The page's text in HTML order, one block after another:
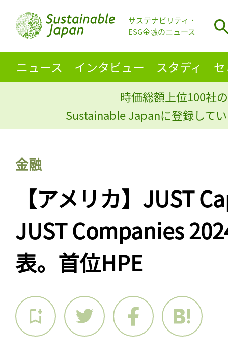
サステナビリティ・
ESG金融のニュース
ニュース インタビュー スタディ
時価総額上位100社
Sustainable Japanに登録して
金融
【アメリカ】JUST
JUST Companies
表。首位HPE